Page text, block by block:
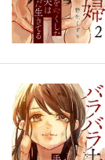
ポイント